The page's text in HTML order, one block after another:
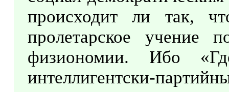
происходит ли так,
пролетарское учение
физиономии. Ибо
интеллигентски-